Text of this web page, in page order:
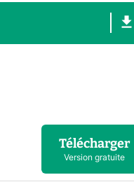
Télécharger
Version gratuite